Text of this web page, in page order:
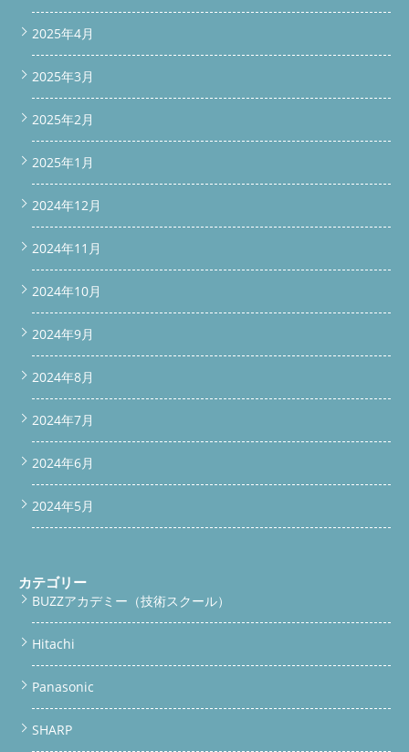
2025年4月
2025年3月
2025年2月
2025年1月
2024年12月
2024年11月
2024年10月
2024年9月
2024年8月
2024年7月
2024年6月
2024年5月
カテゴリー
BUZZアカデミー（技術スクール）
Hitachi
Panasonic
SHARP